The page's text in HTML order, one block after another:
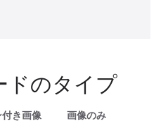
ドのタイプ
き画像 画像のみ